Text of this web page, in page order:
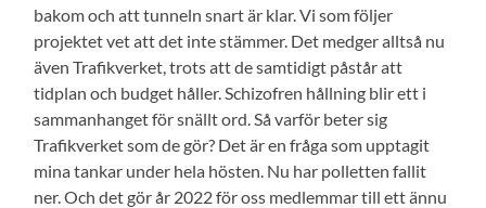
bakom och att tunneln snart är klar. Vi som följer
projektet vet att det inte stämmer. Det medger alltså nu
även Trafikverket, trots att de samtidigt påstår att
tidplan och budget håller. Schizofren hållning blir ett i
sammanhanget för snällt ord. Så varför beter sig
Trafikverket som de gör? Det är en fråga som upptagit
mina tankar under hela hösten. Nu har polletten fallit
ner. Och det gör år 2022 för oss medlemmar till ett ännu